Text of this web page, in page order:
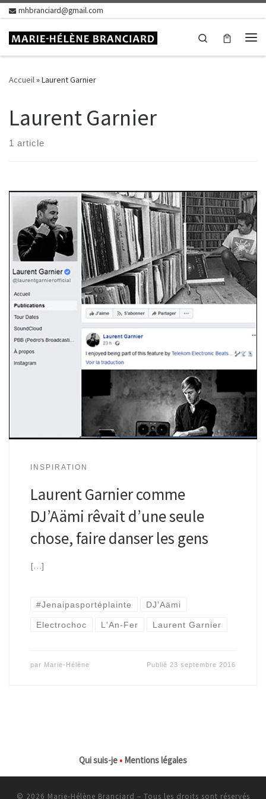
Skip to content
mhbranciard@gmail.com
Search
Accueil»Laurent Garnier
Laurent Garnier
1 article
INSPIRATION
Laurent Garnier comme
DJ’Aämi rêvait d’une seule
chose, faire danser les gens
[…]
#Jenaipasportéplainte DJ’Aämi
Electrochoc L'An-Fer Laurent Garnier
par Marie-Hélène Publié 23 septembre 2016
Qui suis-je • Mentions légales
© 2026 Marie-Hélène Branciard – Tous les droits sont réservés